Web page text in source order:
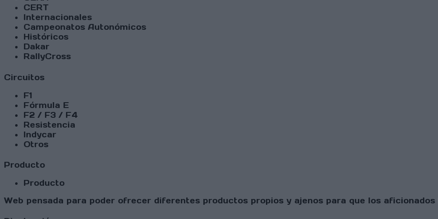
CERT
Internacionales
Campeonatos Autonómicos
Históricos
Dakar
RallyCross
Circuitos
F1
Fórmula E
F2 / F3 / F4
Resistencia
Indycar
Otros
Producto
Producto
Web pensada para poder ofrecer diferentes productos propios y ajenos para que los